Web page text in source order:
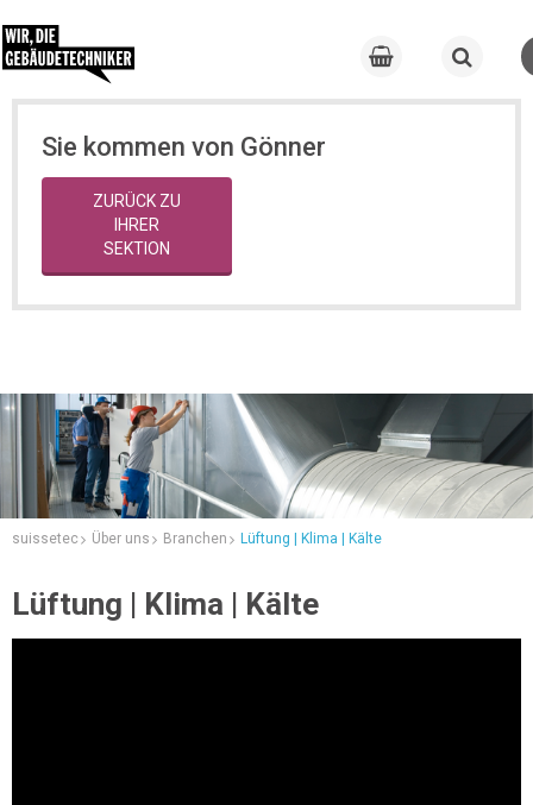
Sie kommen von Gönner
ZURÜCK ZU
IHRER
SEKTION
suissetec Über uns Branchen Lüftung | Klima | Kälte
Lüftung | Klima | Kälte